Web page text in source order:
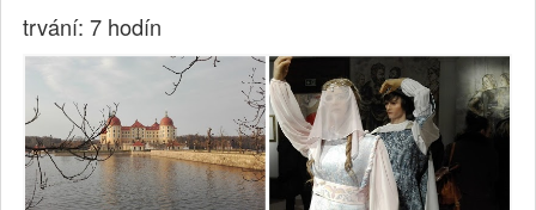
trvání: 7 hodín